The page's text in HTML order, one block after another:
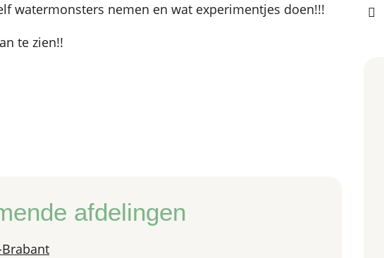
watermonsters nemen en wat experimentjes doen!!!
te zien!!
afdelingen